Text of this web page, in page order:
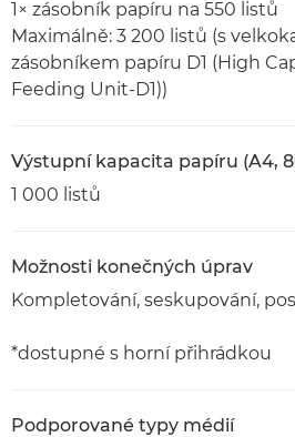
1× zásobník papíru na 550 listů
Maximálně: 3 200 listů (s
zásobníkem papíru D1 (High
Feeding Unit-D1))
Výstupní kapacita papíru (A4,
1 000 listů
Možnosti konečných úprav
Kompletování, seskupování,
*dostupné s horní přihrádkou
Podporované typy médií